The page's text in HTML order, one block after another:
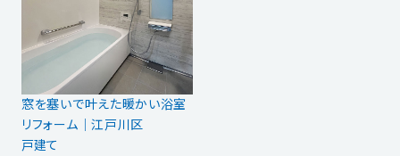
窓を塞いで叶えた暖かい浴室
リフォーム｜江戸川区
戸建て